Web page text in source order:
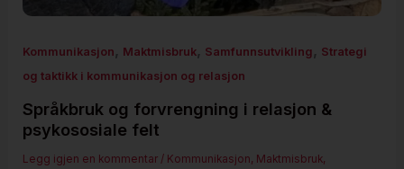
Kommunikasjon , Maktmisbruk, Samfunnsutvikling , Strategi
og taktikk i kommunikasjon og relasjon
Språkbruk og forvrengning i relasjon &
psykososiale felt
Legg igjen en kommentar / Kommunikasjon, Maktmisbruk,